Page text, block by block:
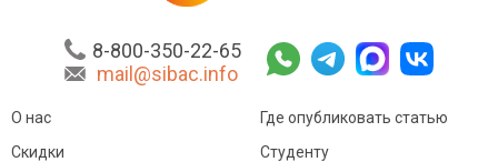
8-800-350-22-65
mail@sibac.info
О нас
Скидки
Где опубликовать статью
Студенту